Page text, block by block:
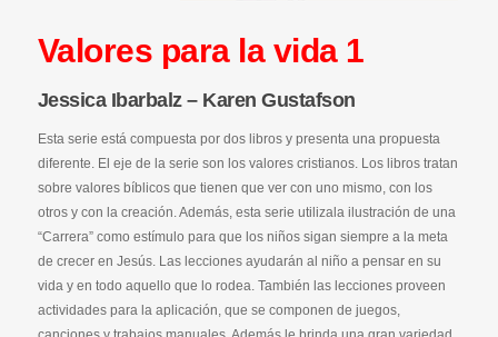
Valores para la vida 1
Jessica Ibarbalz – Karen Gustafson
Esta serie está compuesta por dos libros y presenta una propuesta
diferente. El eje de la serie son los valores cristianos. Los libros tratan
sobre valores bíblicos que tienen que ver con uno mismo, con los
otros y con la creación. Además, esta serie utilizala ilustración de una
“Carrera” como estímulo para que los niños sigan siempre a la meta
de crecer en Jesús. Las lecciones ayudarán al niño a pensar en su
vida y en todo aquello que lo rodea. También las lecciones proveen
actividades para la aplicación, que se componen de juegos,